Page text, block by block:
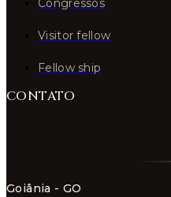
Congressos
Visitor fellow
Fellow ship
CONTATO
Goiânia - GO